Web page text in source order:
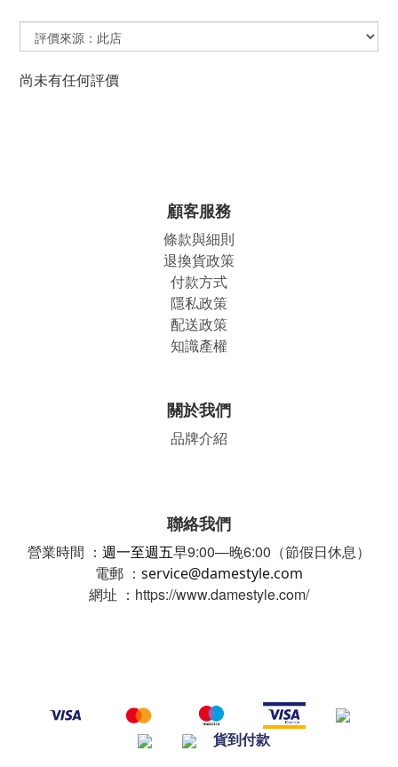
尚未有任何評價
顧客服務
條款與細則
退換貨政策
付款方式
隱私政策
配送政策
知識產權
關於我們
品牌介紹
聯絡我們
營業時間 ： 週一至週五早9:00—晚6:00（節假日休息）
電郵 ： service@damestyle.com
網址 ：https://www.damestyle.com/
貨到付款